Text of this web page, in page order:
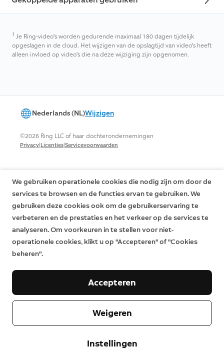
1 Je Ring-video's worden gedurende maximaal 180 dagen tijdelijk
opgeslagen in de cloud. Het wijzigen van de opslagtijd van video's heeft
alleen invloed op video's die na deze wijziging zijn opgenomen.
Nederlands (NL)Wijzigen
©2026 Ring LLC of haar dochterondernemingen
Privacy|Licenties|Servicevoorwaarden
We gebruiken operationele cookies die nodig zijn om door de
services te browsen en de functies ervan te gebruiken. We
gebruiken deze cookies ook om de gebruikerservaring te
verbeteren en de prestaties en het verkeer op de services te
analyseren. Om voorkeuren in te stellen voor niet-
operationele cookies, klikt u op "Accepteren" of "Cookies
beheren".
Instellingen
Weigeren
Accepteren